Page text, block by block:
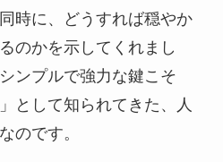
時に、どうすれば穏やか
のかを示してくれまし
ンプルで強力な鍵こそ
として知られてきた、人
のです。